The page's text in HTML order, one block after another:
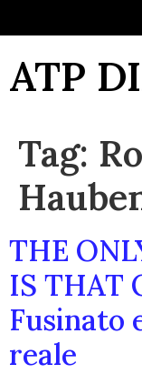
ATP
Tag:
THE
IS THAT
Fusinato
reale